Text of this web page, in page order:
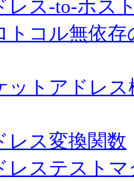
レス-to-ホス
トコル無依
ットアドレ
レス変換関数
レステストマ